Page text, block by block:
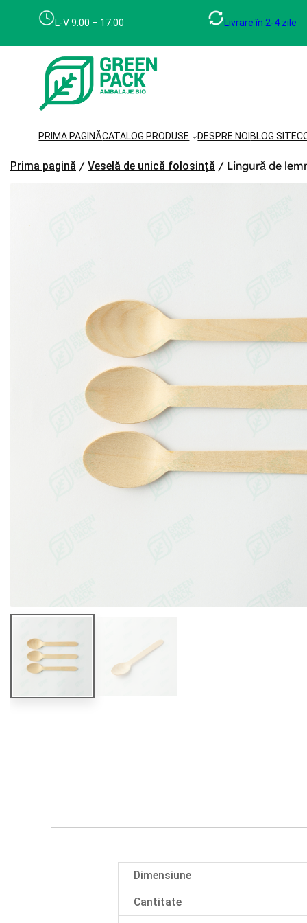
L-V 9:00 – 17:00 Livrare în 2-4 zile
PRIMA PAGINĂCATALOG PRODUSE DESPRE NOI BLOG SITE
Prima pagină / Veselă de unică folosință / Lingură de
Dimensiune
Cantitate